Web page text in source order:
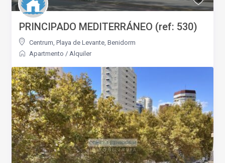
PRINCIPADO MEDITERRÁNEO (ref: 530)
Centrum,Playa de Levante,Benidorm
Apartmento /Alquiler